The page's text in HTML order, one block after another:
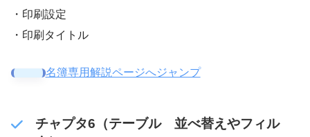
・印刷設定
・印刷タイトル
名簿専用解説ページへジャンプ
チャプタ6（テーブル 並べ替えやフィル